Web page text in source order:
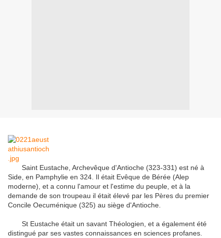
Saint Eustache, Archevêque d'Antioche (323-331) est né à
Side, en Pamphylie en 324. Il était Evêque de Bérée (Alep
moderne), et a connu l'amour et l'estime du peuple, et à la
demande de son troupeau il était élevé par les Pères du premier
Concile Oecuménique (325) au siège d'Antioche.
St Eustache était un savant Théologien, et a également été
distingué par ses vastes connaissances en sciences profanes.